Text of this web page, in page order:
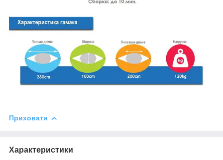
Приховати
Характеристики